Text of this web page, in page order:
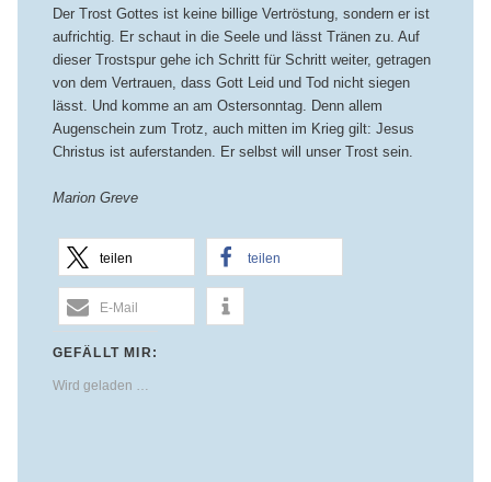
Der Trost Gottes ist keine billige Vertröstung, sondern er ist
aufrichtig. Er schaut in die Seele und lässt Tränen zu. Auf
dieser Trostspur gehe ich Schritt für Schritt weiter, getragen
von dem Vertrauen, dass Gott Leid und Tod nicht siegen
lässt. Und komme an am Ostersonntag. Denn allem
Augenschein zum Trotz, auch mitten im Krieg gilt: Jesus
Christus ist auferstanden. Er selbst will unser Trost sein.
Marion Greve
teilen teilen
E-Mail
GEFÄLLT MIR:
Wird geladen …